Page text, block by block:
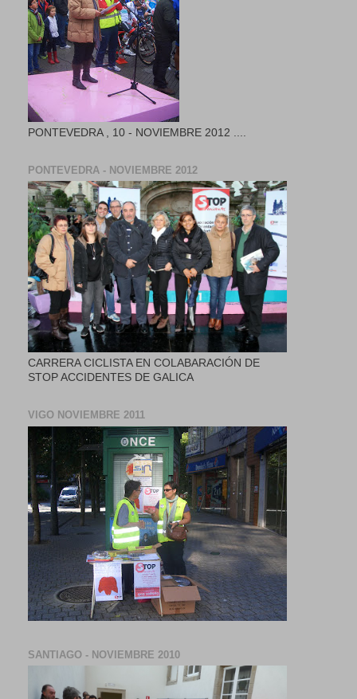
PONTEVEDRA , 10 - NOVIEMBRE 2012 ....
PONTEVEDRA - NOVIEMBRE 2012
CARRERA CICLISTA EN COLABARACIÓN DE
STOP ACCIDENTES DE GALICA
VIGO NOVIEMBRE 2011
SANTIAGO - NOVIEMBRE 2010